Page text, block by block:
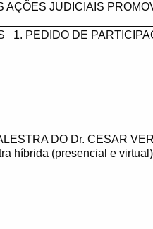
AÇÕES JUDICIAIS
1. PEDIDO DE
DO Dr. CESAR
híbrida (presencial e